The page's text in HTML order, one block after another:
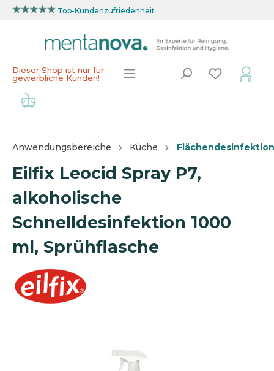
Top-Kundenzufriedenheit
Dieser Shop ist nur für
gewerbliche Kunden!
Anwendungsbereiche Küche
Eilfix Leocid Spray P7,
alkoholische
Schnelldesinfektion 1000
ml, Sprühflasche